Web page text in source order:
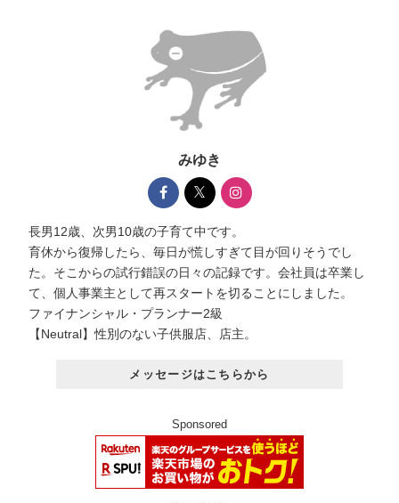
みゆき
長男12歳、次男10歳の子育て中です。
育休から復帰したら、毎日が慌しすぎて目が回りそうでし
た。そこからの試行錯誤の日々の記録です。会社員は卒業し
て、個人事業主として再スタートを切ることにしました。
ファイナンシャル・プランナー2級
【Neutral】性別のない子供服店、店主。
メッセージはこちらから
Sponsored